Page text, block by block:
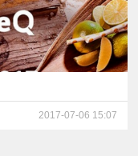
2017-07-06 15:07